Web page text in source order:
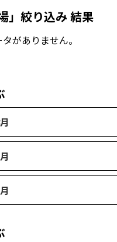
」絞り込み 結果
がありません。